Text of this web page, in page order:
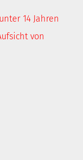
14 Jahren
von